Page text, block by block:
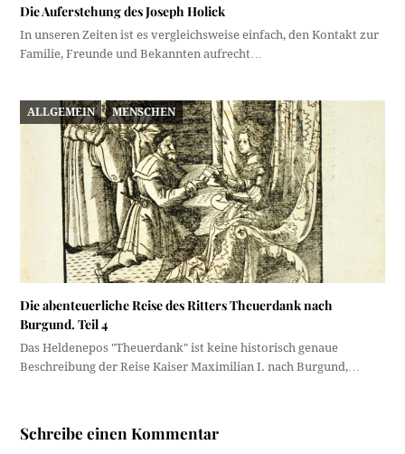
Die Auferstehung des Joseph Holick
In unseren Zeiten ist es vergleichsweise einfach, den Kontakt zur
Familie, Freunde und Bekannten aufrecht…
ALLGEMEIN MENSCHEN
Die abenteuerliche Reise des Ritters Theuerdank nach
Burgund. Teil 4
Das Heldenepos "Theuerdank" ist keine historisch genaue
Beschreibung der Reise Kaiser Maximilian I. nach Burgund,…
Schreibe einen Kommentar